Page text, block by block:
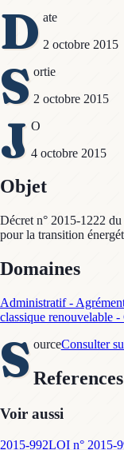
D ate
2 octobre 2015
S ortie
2 octobre 2015
J O
4 octobre 2015
Objet
Décret n° 2015-1222
pour la transition
Domaines
Administratif -
classique renouvelable
S ourceConsulter
References
Voir aussi
2015-992LOI n° 2015-